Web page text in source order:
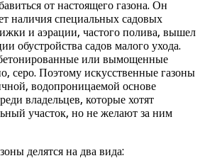
от настоящего газона. Он
наличия специальных садовых
и аэрации, частого полива, вышел
обустройства садов малого ухода.
или вымощенные
серо. Поэтому искусственные газоны
водопроницаемой основе
владельцев, которые хотят
участок, но не желают за ним
делятся на два вида: